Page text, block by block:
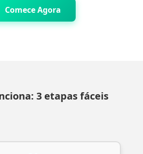
Comece Agora
3 etapas fáceis